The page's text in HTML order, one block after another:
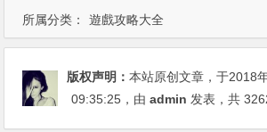
所属分类： 遊戲攻略大全
版权声明：本站原创文章，于2018
09:35:25 ，由admin 发表，共